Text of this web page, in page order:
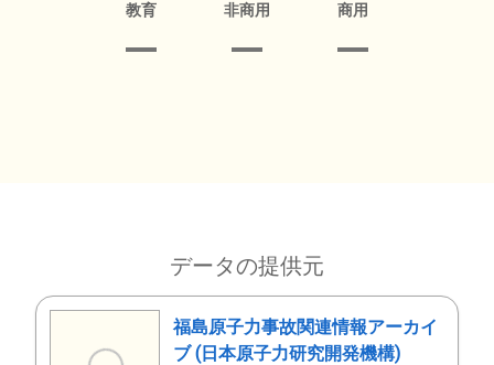
教育 非商用 商用
データの提供元
福島原子力事故関連情報アーカイ
ブ (日本原子力研究開発機構)